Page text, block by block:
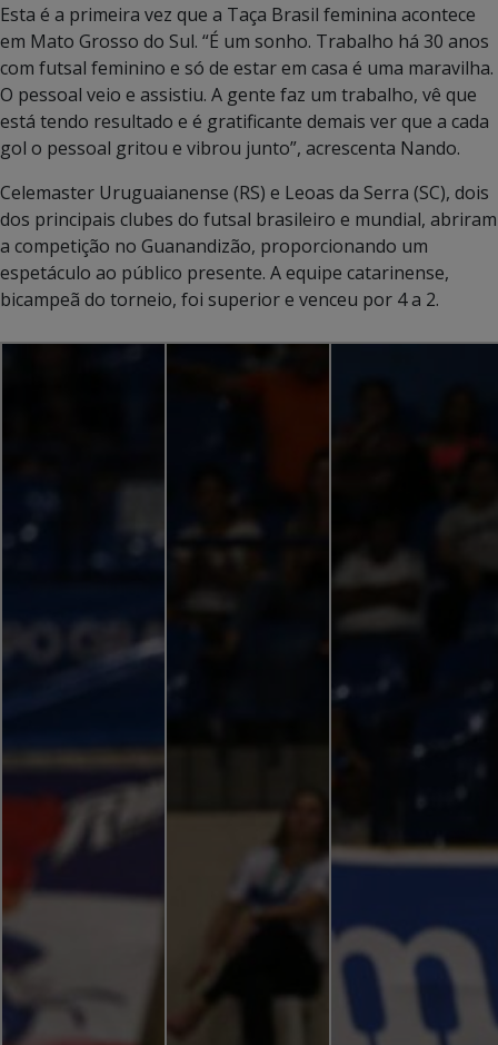
Esta é a primeira vez que a Taça Brasil feminina acontece
em Mato Grosso do Sul. “É um sonho. Trabalho há 30 anos
com futsal feminino e só de estar em casa é uma maravilha.
O pessoal veio e assistiu. A gente faz um trabalho, vê que
está tendo resultado e é gratificante demais ver que a cada
gol o pessoal gritou e vibrou junto”, acrescenta Nando.
Celemaster Uruguaianense (RS) e Leoas da Serra (SC), dois
dos principais clubes do futsal brasileiro e mundial, abriram
a competição no Guanandizão, proporcionando um
espetáculo ao público presente. A equipe catarinense,
bicampeã do torneio, foi superior e venceu por 4 a 2.